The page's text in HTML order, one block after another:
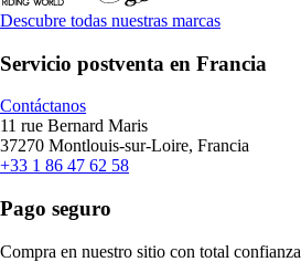
Descubre todas nuestras marcas
Servicio postventa en Francia
Contáctanos
11 rue Bernard Maris
37270 Montlouis-sur-Loire, Francia
+33 1 86 47 62 58
Pago seguro
Compra en nuestro sitio con total confianza